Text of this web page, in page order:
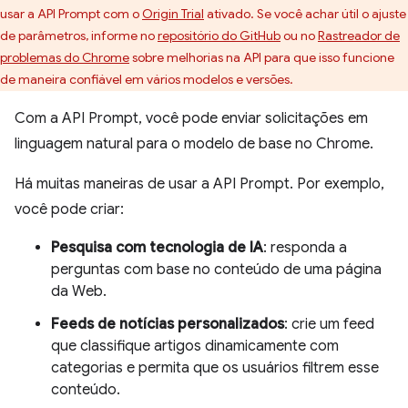
usar a API Prompt com oOrigin Trial ativado. Se você achar útil o ajuste
de parâmetros, informe norepositório do GitHubou noRastreador de
problemas do Chromesobre melhorias na API para que isso funcione
de maneira confiável em vários modelos e versões.
Com a API Prompt, você pode enviar solicitações em
linguagem natural para o modelo de base no Chrome.
Há muitas maneiras de usar a API Prompt. Por exemplo,
você pode criar:
Pesquisa com tecnologia de IA: responda a
perguntas com base no conteúdo de uma página
da Web.
Feeds de notícias personalizados: crie um feed
que classifique artigos dinamicamente com
categorias e permita que os usuários filtrem esse
conteúdo.